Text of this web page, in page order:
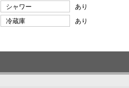
シャワー
あり
冷蔵庫 あり